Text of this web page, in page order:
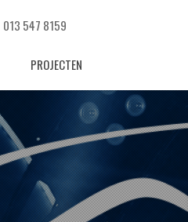
013 547 8159
PROJECTEN